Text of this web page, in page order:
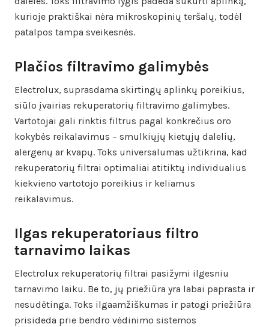
kurioje praktiškai nėra mikroskopinių teršalų, todėl
patalpos tampa sveikesnės.
Plačios filtravimo galimybės
Electrolux, suprasdama skirtingų aplinkų poreikius,
siūlo įvairias rekuperatorių filtravimo galimybes.
Vartotojai gali rinktis filtrus pagal konkrečius oro
kokybės reikalavimus – smulkiųjų kietųjų dalelių,
alergenų ar kvapų. Toks universalumas užtikrina, kad
rekuperatorių filtrai optimaliai atitiktų individualius
kiekvieno vartotojo poreikius ir keliamus
reikalavimus.
Ilgas rekuperatoriaus filtro
tarnavimo laikas
Electrolux rekuperatorių filtrai pasižymi ilgesniu
tarnavimo laiku. Be to, jų priežiūra yra labai paprasta ir
nesudėtinga. Toks ilgaamžiškumas ir patogi priežiūra
prisideda prie bendro vėdinimo sistemos